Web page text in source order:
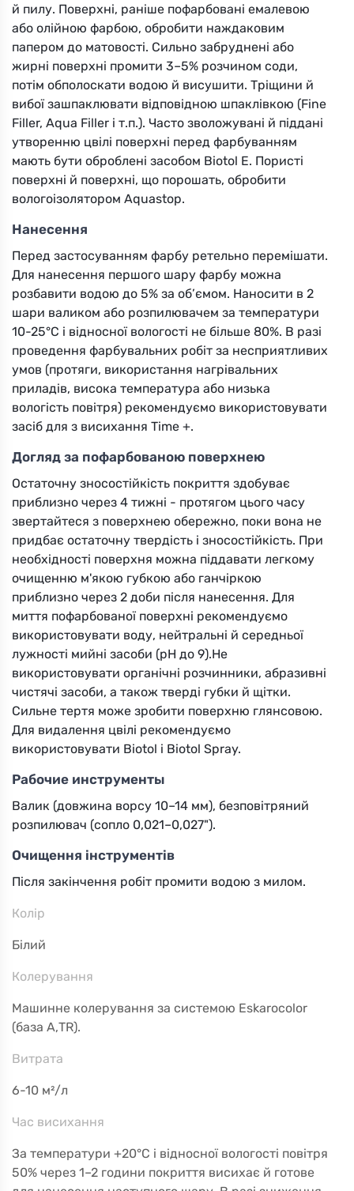
й пилу. Поверхні, раніше пофарбовані емалевою
або олійною фарбою, обробити наждаковим
папером до матовості. Сильно забруднені або
жирні поверхні промити 3–5% розчином соди,
потім обполоскати водою й висушити. Тріщини й
вибої зашпаклювати відповідною шпаклівкою (Fine
Filler, Aqua Filler і т.п.). Часто зволожувані й піддані
утворенню цвілі поверхні перед фарбуванням
мають бути оброблені засобом Biotol E. Пористі
поверхні й поверхні, що порошать, обробити
вологоізолятором Aquastop.
Нанесення
Перед застосуванням фарбу ретельно перемішати.
Для нанесення першого шару фарбу можна
розбавити водою до 5% за об’ємом. Наносити в 2
шари валиком або розпилювачем за температури
10-25°C і відносної вологості не більше 80%. В разі
проведення фарбувальних робіт за несприятливих
умов (протяги, використання нагрівальних
приладів, висока температура або низька
вологість повітря) рекомендуємо використовувати
засіб для з висихання Time +.
Догляд за пофарбованою поверхнею
Остаточну зносостійкість покриття здобуває
приблизно через 4 тижні - протягом цього часу
звертайтеся з поверхнею обережно, поки вона не
придбає остаточну твердість і зносостійкість. При
необхідності поверхня можна піддавати легкому
очищенню м'якою губкою або ганчіркою
приблизно через 2 доби після нанесення. Для
миття пофарбованої поверхні рекомендуємо
використовувати воду, нейтральні й середньої
лужності мийні засоби (рН до 9).Не
використовувати органічні розчинники, абразивні
чистячі засоби, а також тверді губки й щітки.
Сильне тертя може зробити поверхню глянсовою.
Для видалення цвілі рекомендуємо
використовувати Biotol і Biotol Spray.
Рабочие инструменты
Валик (довжина ворсу 10–14 мм), безповітряний
розпилювач (сопло 0,021–0,027").
Очищення інструментів
Після закінчення робіт промити водою з милом.
Колір
Білий
Колерування
Машинне колерування за системою Eskarocolor
(база А,TR).
Витрата
6-10 м²/л
Час висихання
За температури +20°C і відносної вологості повітря
50% через 1–2 години покриття висихає й готове